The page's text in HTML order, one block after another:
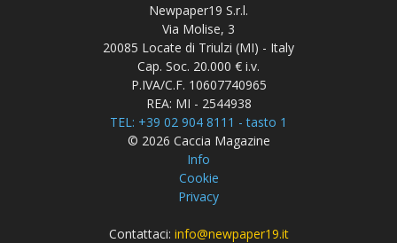
Newpaper19 S.r.l.
Via Molise, 3
20085 Locate di Triulzi (MI) - Italy
Cap. Soc. 20.000 € i.v.
P.IVA/C.F. 10607740965
REA: MI - 2544938
TEL: +39 02 904 8111 - tasto 1
© 2026 Caccia Magazine
Info
Cookie
Privacy
Contattaci: info@newpaper19.it